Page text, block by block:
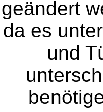
geändert
da es
und